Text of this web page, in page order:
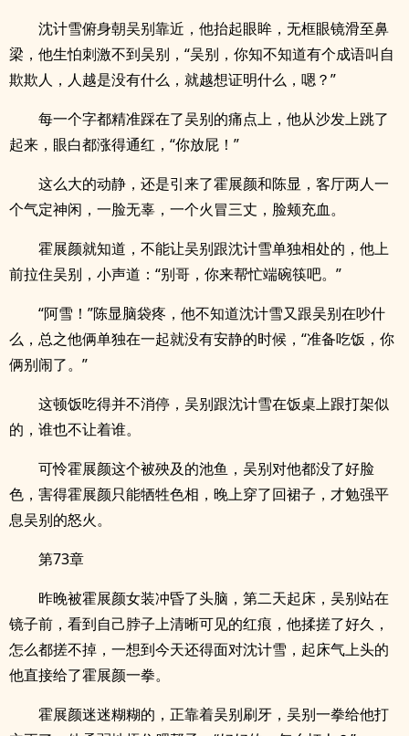
沈计雪俯身朝吴别靠近，他抬起眼眸，无框眼镜滑至鼻
梁，他生怕刺激不到吴别，“吴别，你知不知道有个成语叫自
欺欺人，人越是没有什么，就越想证明什么，嗯？”
每一个字都精准踩在了吴别的痛点上，他从沙发上跳了
起来，眼白都涨得通红，“你放屁！”
这么大的动静，还是引来了霍展颜和陈显，客厅两人一
个气定神闲，一脸无辜，一个火冒三丈，脸颊充血。
霍展颜就知道，不能让吴别跟沈计雪单独相处的，他上
前拉住吴别，小声道：“别哥，你来帮忙端碗筷吧。”
“阿雪！”陈显脑袋疼，他不知道沈计雪又跟吴别在吵什
么，总之他俩单独在一起就没有安静的时候，“准备吃饭，你
俩别闹了。”
这顿饭吃得并不消停，吴别跟沈计雪在饭桌上跟打架似
的，谁也不让着谁。
可怜霍展颜这个被殃及的池鱼，吴别对他都没了好脸
色，害得霍展颜只能牺牲色相，晚上穿了回裙子，才勉强平
息吴别的怒火。
第73章
昨晚被霍展颜女装冲昏了头脑，第二天起床，吴别站在
镜子前，看到自己脖子上清晰可见的红痕，他揉搓了好久，
怎么都搓不掉，一想到今天还得面对沈计雪，起床气上头的
他直接给了霍展颜一拳。
霍展颜迷迷糊糊的，正靠着吴别刷牙，吴别一拳给他打